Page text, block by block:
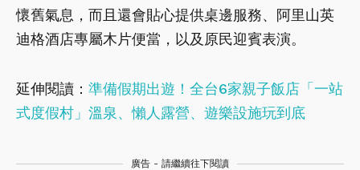
懷舊氣息，而且還會貼心提供桌邊服務、阿里山英
迪格酒店專屬木片便當，以及原民迎賓表演。
延伸閱讀： 準備假期出遊！全台6家親子飯店「一站
式度假村」溫泉、懶人露營、遊樂設施玩到底
廣告 - 請繼續往下閱讀